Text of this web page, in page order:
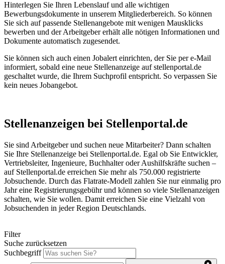
Hinterlegen Sie Ihren Lebenslauf und alle wichtigen
Bewerbungsdokumente in unserem Mitgliederbereich. So können
Sie sich auf passende Stellenangebote mit wenigen Mausklicks
bewerben und der Arbeitgeber erhält alle nötigen Informationen und
Dokumente automatisch zugesendet.
Sie können sich auch einen Jobalert einrichten, der Sie per e-Mail
informiert, sobald eine neue Stellenanzeige auf stellenportal.de
geschaltet wurde, die Ihrem Suchprofil entspricht. So verpassen Sie
kein neues Jobangebot.
Stellenanzeigen bei Stellenportal.de
Sie sind Arbeitgeber und suchen neue Mitarbeiter? Dann schalten
Sie Ihre Stellenanzeige bei Stellenportal.de. Egal ob Sie Entwickler,
Vertriebsleiter, Ingenieure, Buchhalter oder Aushilfskräfte suchen –
auf Stellenportal.de erreichen Sie mehr als 750.000 registrierte
Jobsuchende. Durch das Flatrate-Modell zahlen Sie nur einmalig pro
Jahr eine Registrierungsgebühr und können so viele Stellenanzeigen
schalten, wie Sie wollen. Damit erreichen Sie eine Vielzahl von
Jobsuchenden in jeder Region Deutschlands.
Filter
Suche zurücksetzen
Suchbegriff